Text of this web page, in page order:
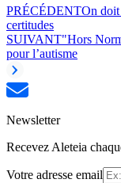
PRÉCÉDENTOn doit
certitudes
SUIVANT"Hors
pour l’autisme
Newsletter
Recevez Aleteia
Votre adresse email